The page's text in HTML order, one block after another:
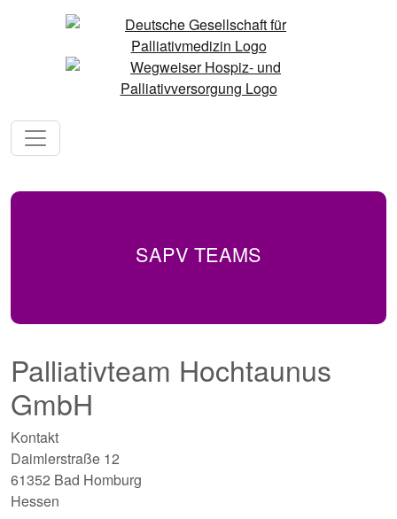
SAPV TEAMS
Palliativteam Hochtaunus
GmbH
Kontakt
Daimlerstraße 12
61352 Bad Homburg
Hessen